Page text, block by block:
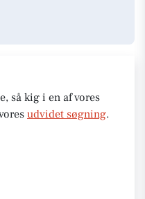
så kig i en af vores
udvidet søgning.